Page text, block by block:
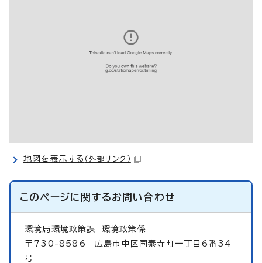
地図を表示する （外部リンク）
このページに関するお問い合わせ
環境局環境政策課 環境政策係
〒730-8586 広島市中区国泰寺町一丁目6番34
号